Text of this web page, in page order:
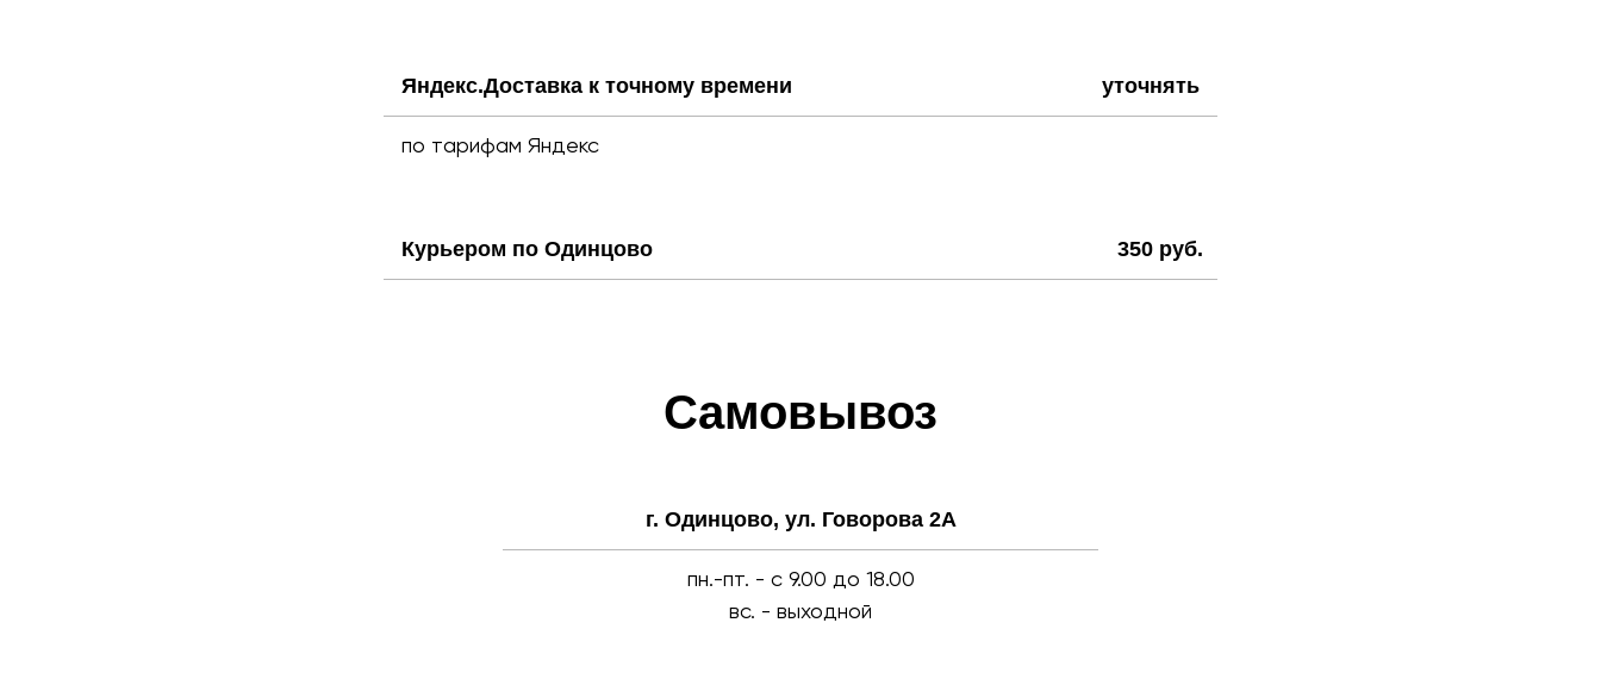
Курьером по Одинцово 350 руб.
Яндекс.Доставка к точному времени
по тарифам Яндекс
уточнять
Самовывоз
г. Одинцово, ул. Говорова 2А
пн.-пт. - c 9.00 до 18.00
вс. - выходной